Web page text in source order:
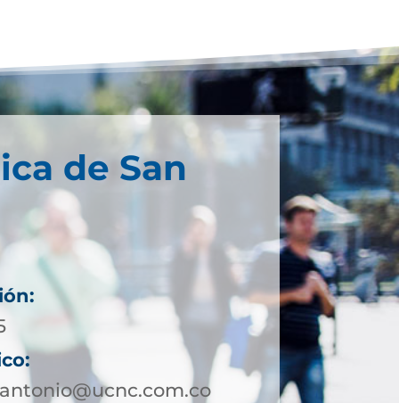
de San